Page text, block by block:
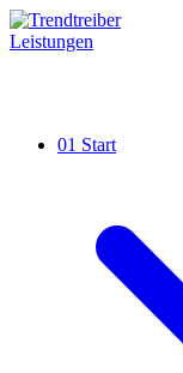
Leistungen
01 Start